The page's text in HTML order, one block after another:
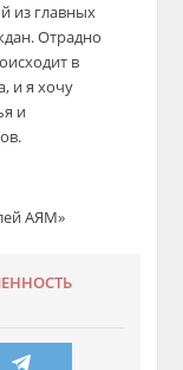
из главных
Отрадно
в
и я хочу
и
АЯМ»